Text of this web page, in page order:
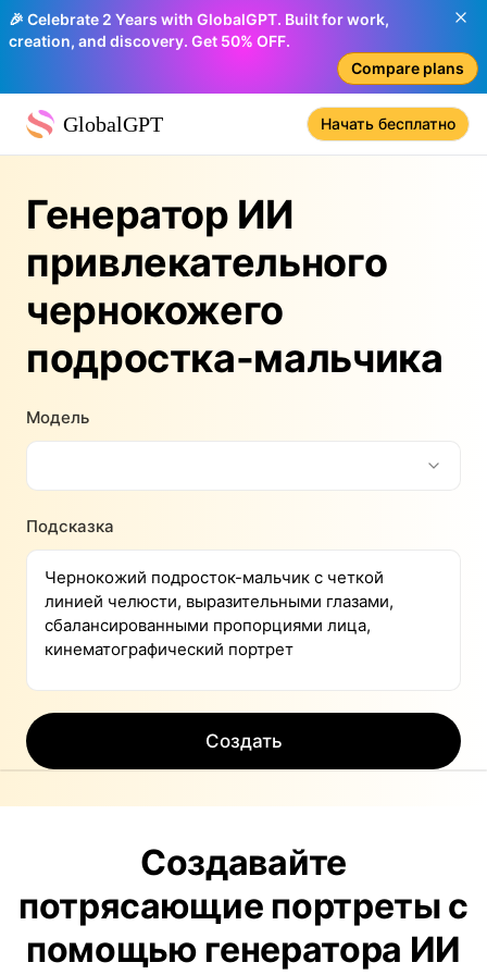
🎉 Celebrate 2 Years with GlobalGPT. Built for work,
creation, and discovery. Get 50% OFF.
Compare plans
GlobalGPT Начать бесплатно
Генератор ИИ
привлекательного
чернокожего
подростка-мальчика
Модель
Подсказка
Создать
Создавайте
потрясающие портреты с
помощью генератора ИИ